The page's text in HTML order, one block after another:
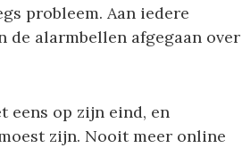
probleem. Aan iedere
alarmbellen afgegaan over
eens op zijn eind, en
zijn. Nooit meer online